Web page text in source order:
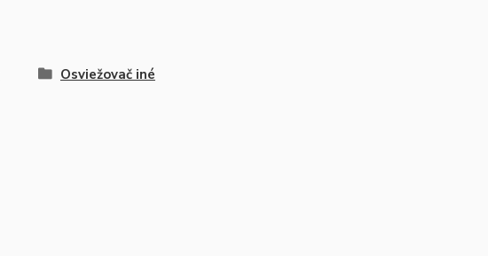
Osviežovač iné